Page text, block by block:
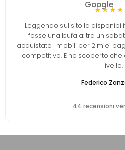
Leggendo sul sito la
fosse una bufala: tra un
acquistato i mobili per 2 miei
competitivo. E ho scoperto
livello.
Federico
44 recensioni